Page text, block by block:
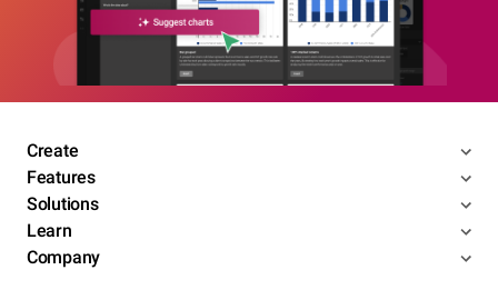
Create
Features
Solutions
Learn
Company